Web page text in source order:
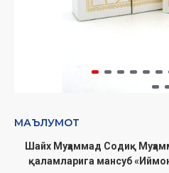
МАЪЛУМОТ
Шайх Муҳаммад Содиқ
қаламларига мансуб